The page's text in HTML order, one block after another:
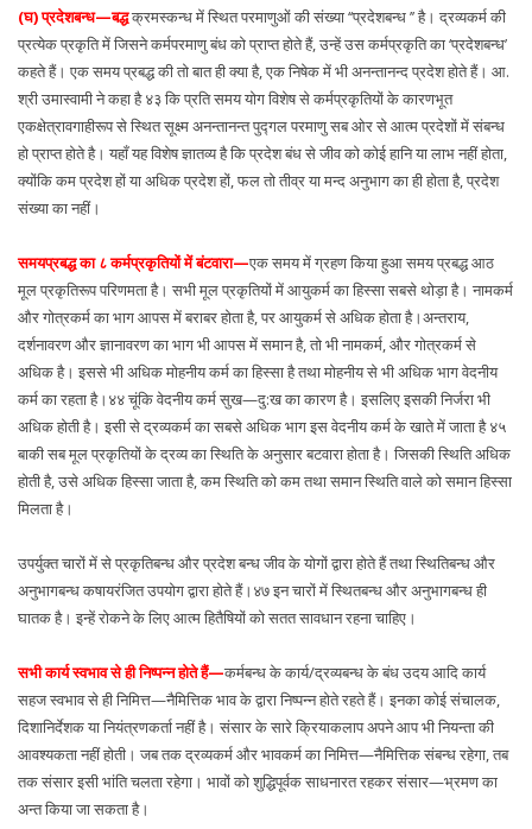
(घ) प्रदेशबन्ध—बद्धक्रमस्कन्ध में स्थित परमाणुओं की संख्या ‘‘प्रदेशबन्ध ’’ है। द्रव्यकर्म की
प्रत्येक प्रकृति में जिसने कर्मपरमाणु बंध को प्राप्त होते हैं, उन्हें उस कर्मप्रकृति का ‘प्रदेशबन्ध’
कहते हैं। एक समय प्रबद्ध की तो बात ही क्या है, एक निषेक में भी अनन्तानन्द प्रदेश होते हैं। आ.
श्री उमास्वामी ने कहा है ४३ कि प्रति समय योग विशेष से कर्मप्रकृतियों के कारणभूत
एकक्षेत्रावगाहीरूप से स्थित सूक्ष्म अनन्तानन्त पुद्गल परमाणु सब ओर से आत्म प्रदेशों में संबन्ध
हो प्राप्त होते है। यहाँ यह विशेष ज्ञातव्य है कि प्रदेश बंध से जीव को कोई हानि या लाभ नहीं होता,
क्योंकि कम प्रदेश हों या अधिक प्रदेश हों, फल तो तीव्र या मन्द अनुभाग का ही होता है, प्रदेश
संख्या का नहीं।
समयप्रबद्ध का ८ कर्मप्रकृतियों में बंटवारा—एक समय में ग्रहण किया हुआ समय प्रबद्ध आठ
मूल प्रकृतिरूप परिणमता है। सभी मूल प्रकृतियों में आयुकर्म का हिस्सा सबसे थोड़ा है। नामकर्म
और गोत्रकर्म का भाग आपस में बराबर होता है, पर आयुकर्म से अधिक होता है।अन्तराय,
दर्शनावरण और ज्ञानावरण का भाग भी आपस में समान है, तो भी नामकर्म, और गोत्रकर्म से
अधिक है। इससे भी अधिक मोहनीय कर्म का हिस्सा है तथा मोहनीय से भी अधिक भाग वेदनीय
कर्म का रहता है।४४ चूंकि वेदनीय कर्म सुख—दु:ख का कारण है। इसलिए इसकी निर्जरा भी
अधिक होती है। इसी से द्रव्यकर्म का सबसे अधिक भाग इस वेदनीय कर्म के खाते में जाता है ४५
बाकी सब मूल प्रकृतियों के द्रव्य का स्थिति के अनुसार बटवारा होता है। जिसकी स्थिति अधिक
होती है, उसे अधिक हिस्सा जाता है, कम स्थिति को कम तथा समान स्थिति वाले को समान हिस्सा
मिलता है।
उपर्युक्त चारों में से प्रकृतिबन्ध और प्रदेश बन्ध जीव के योगों द्वारा होते हैं तथा स्थितिबन्ध और
अनुभागबन्ध कषायरंजित उपयोग द्वारा होते हैं।४७ इन चारों में स्थितबन्ध और अनुभागबन्ध ही
घातक है। इन्हें रोकने के लिए आत्म हितैषियों को सतत सावधान रहना चाहिए।
सभी कार्य स्वभाव से ही निष्पन्न होते हैं—कर्मबन्ध के कार्य/द्रव्यबन्ध के बंध उदय आदि कार्य
सहज स्वभाव से ही निमित्त—नैमित्तिक भाव के द्वारा निष्पन्न होते रहते हैं। इनका कोई संचालक,
दिशानिर्देशक या नियंत्रणकर्ता नहीं है। संसार के सारे क्रियाकलाप अपने आप भी नियन्ता की
आवश्यकता नहीं होती। जब तक द्रव्यकर्म और भावकर्म का निमित्त—नैमित्तिक संबन्ध रहेगा, तब
तक संसार इसी भांति चलता रहेगा। भावों को शुद्धिपूर्वक साधनारत रहकर संसार—भ्रमण का
अन्त किया जा सकता है।